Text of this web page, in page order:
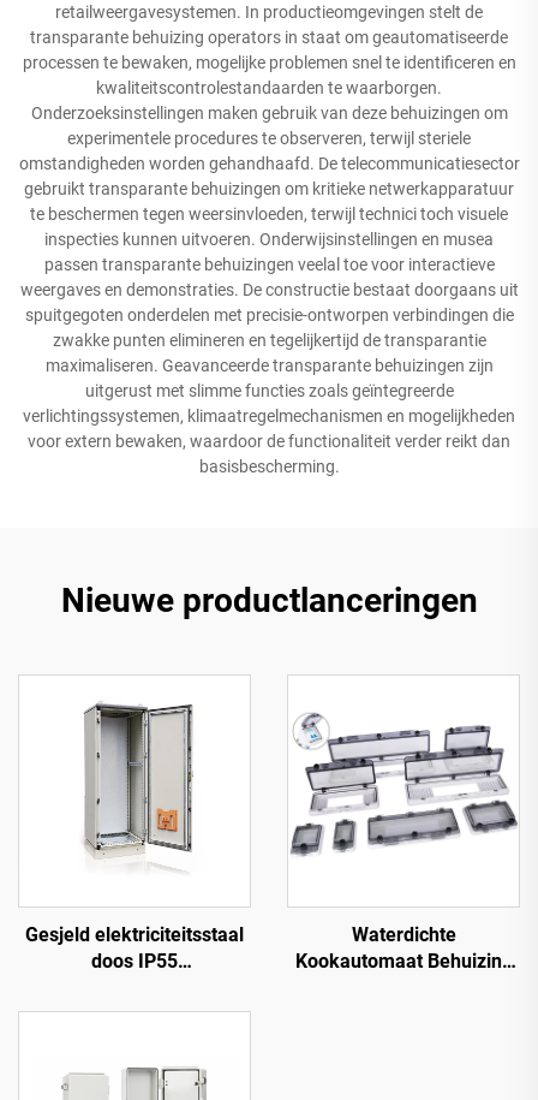
retailweergavesystemen. In productieomgevingen stelt de
transparante behuizing operators in staat om geautomatiseerde
processen te bewaken, mogelijke problemen snel te identificeren en
kwaliteitscontrolestandaarden te waarborgen.
Onderzoeksinstellingen maken gebruik van deze behuizingen om
experimentele procedures te observeren, terwijl steriele
omstandigheden worden gehandhaafd. De telecommunicatiesector
gebruikt transparante behuizingen om kritieke netwerkapparatuur
te beschermen tegen weersinvloeden, terwijl technici toch visuele
inspecties kunnen uitvoeren. Onderwijsinstellingen en musea
passen transparante behuizingen veelal toe voor interactieve
weergaves en demonstraties. De constructie bestaat doorgaans uit
spuitgegoten onderdelen met precisie-ontworpen verbindingen die
zwakke punten elimineren en tegelijkertijd de transparantie
maximaliseren. Geavanceerde transparante behuizingen zijn
uitgerust met slimme functies zoals geïntegreerde
verlichtingssystemen, klimaatregelmechanismen en mogelijkheden
voor extern bewaken, waardoor de functionaliteit verder reikt dan
basisbescherming.
Nieuwe productlanceringen
Gesjeld elektriciteitsstaal
doos IP55
Waterdichte
Kookautomaat Behuizing